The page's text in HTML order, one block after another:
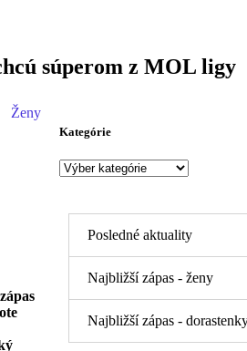
súperom z MOL ligy
Ženy
Kategórie
Posledné aktuality
Najbližší zápas - ženy
Najbližší zápas -